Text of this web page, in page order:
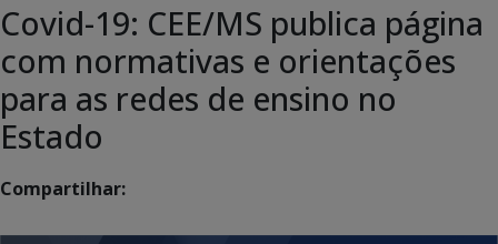
Covid-19: CEE/MS publica página
com normativas e orientações
para as redes de ensino no
Estado
Compartilhar: